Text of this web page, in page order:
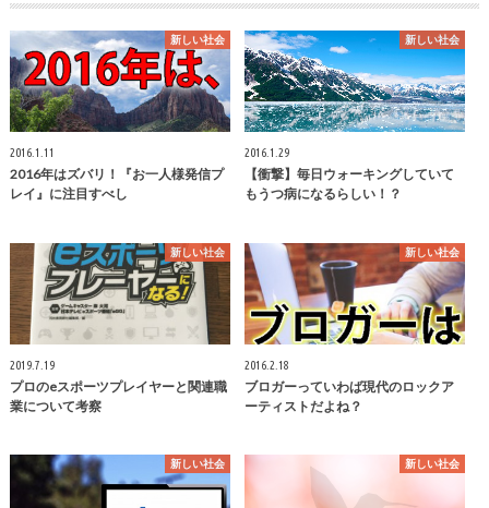
新しい社会
2016.1.11
2016年はズバリ！『お一人様発信プ
レイ』に注目すべし
新しい社会
2016.1.29
【衝撃】毎日ウォーキングしていて
もうつ病になるらしい！？
新しい社会
2019.7.19
プロのeスポーツプレイヤーと関連職
業について考察
新しい社会
2016.2.18
ブロガーっていわば現代のロックア
ーティストだよね？
新しい社会 新しい社会